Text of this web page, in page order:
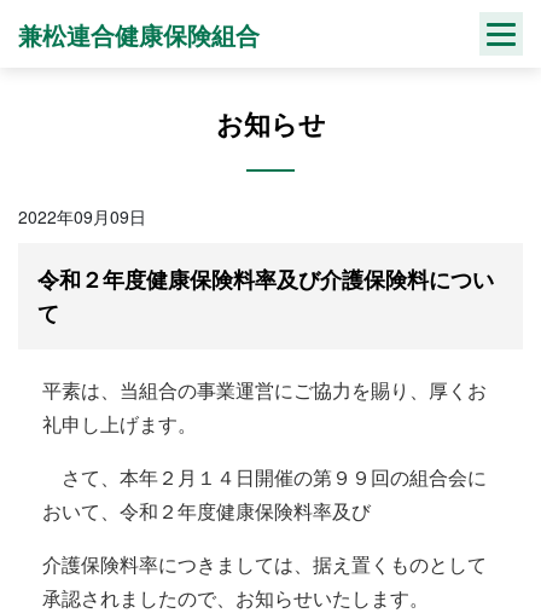
兼松連合健康保険組合
お知らせ
2022年09月09日
令和２年度健康保険料率及び介護保険料につい
て
平素は、当組合の事業運営にご協力を賜り、厚くお
礼申し上げます。
さて、本年２月１４日開催の第９９回の組合会に
おいて、令和２年度健康保険料率及び
介護保険料率につきましては、据え置くものとして
承認されましたので、お知らせいたします。